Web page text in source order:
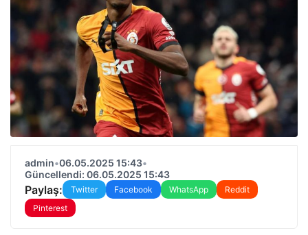
admin•06.05.2025 15:43•
Güncellendi: 06.05.2025 15:43
Paylaş: Twitter Facebook WhatsApp
Reddit
Pinterest